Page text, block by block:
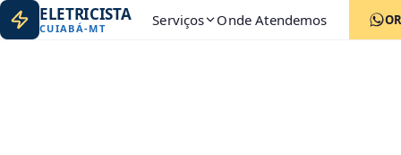
ELETRICISTA
CUIABÁ-MT Serviços Onde Atendemos